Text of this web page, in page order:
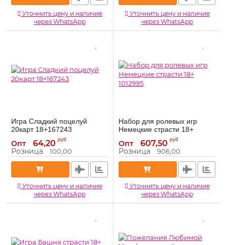
Уточнить цену и наличие
через WhatsApp
Уточнить цену и наличие
через WhatsApp
Игра Сладкий поцелуй
20карт 18+167243
Артикул: 167243
Опт 64,20 руб
Розница 100,00
Уточнить цену и наличие
через WhatsApp
Набор для ролевых игр
Немецкие страсти 18+
Артикул: 1012995
Опт 607,50 руб
Розница 906,00
Уточнить цену и наличие
через WhatsApp